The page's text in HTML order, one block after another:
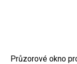
Průzorové okno